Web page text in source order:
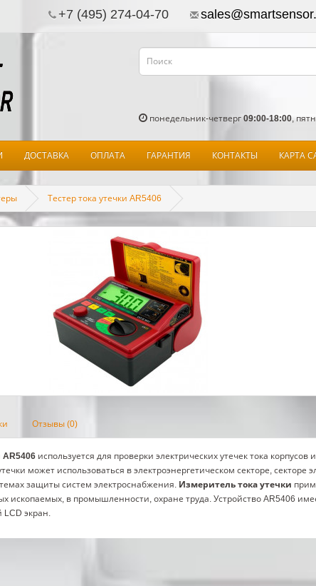
+7 (495) 274-04-70
понедельник-четверг 09:00-18:00,
ДОСТАВКА ОПЛАТА ГАРАНТИЯ КОНТАКТЫ КАРТА
Тестер тока утечки AR5406
Отзывы (0)
AR5406 используется для проверки электрических утечек тока
может использоваться в электроэнергетическом секторе, секторе
защиты систем электроснабжения. Измеритель тока утечки
ископаемых, в промышленности, охране труда. Устройство AR5406
LCD экран.